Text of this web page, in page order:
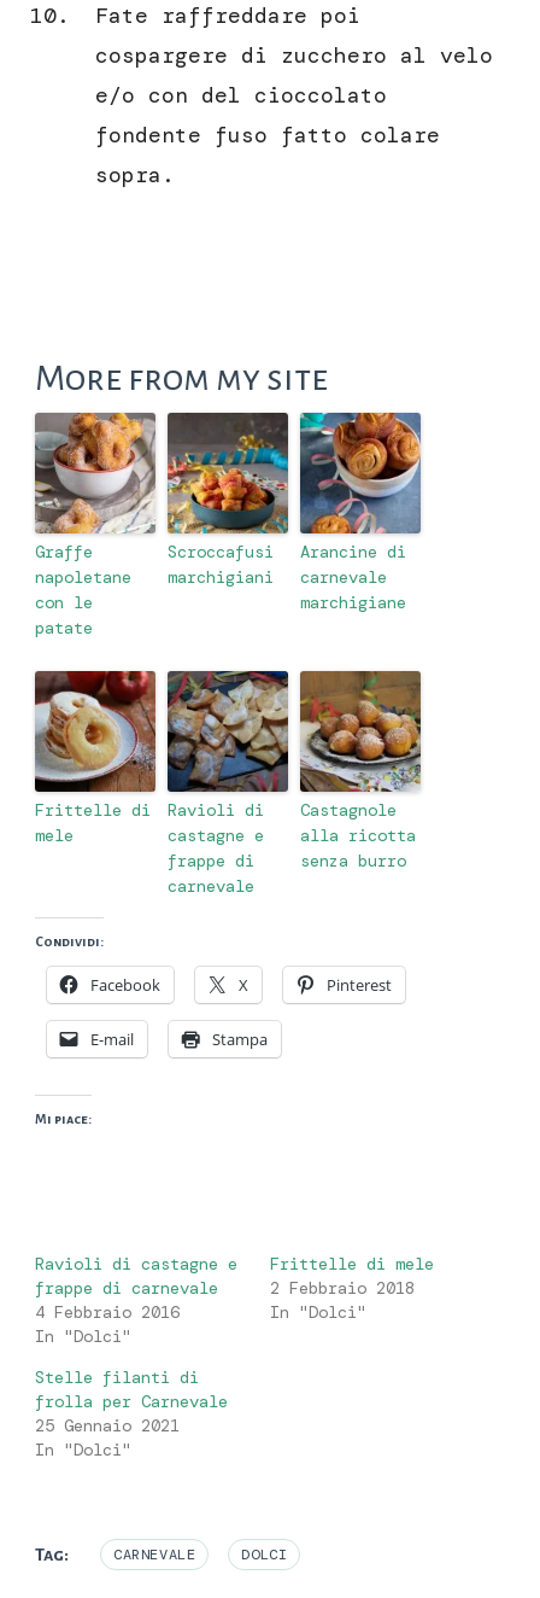
Fate raffreddare poi
cospargere di zucchero al velo
e/o con del cioccolato
fondente fuso fatto colare
sopra.
More from my site
Graffe
napoletane
con le
patate
Scroccafusi
marchigiani
Arancine di
carnevale
marchigiane
Frittelle di
mele
Ravioli di
castagne e
frappe di
carnevale
Castagnole
alla ricotta
senza burro
Condividi:
Facebook X Pinterest
E-mail Stampa
Mi piace:
Ravioli di castagne e
frappe di carnevale
4 Febbraio 2016
In "Dolci"
Frittelle di mele
2 Febbraio 2018
In "Dolci"
Stelle filanti di
frolla per Carnevale
25 Gennaio 2021
In "Dolci"
Tag: CARNEVALE DOLCI